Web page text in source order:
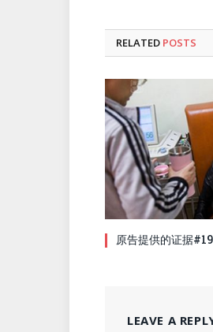
RELATED POSTS
原告提供的证据
LEAVE A